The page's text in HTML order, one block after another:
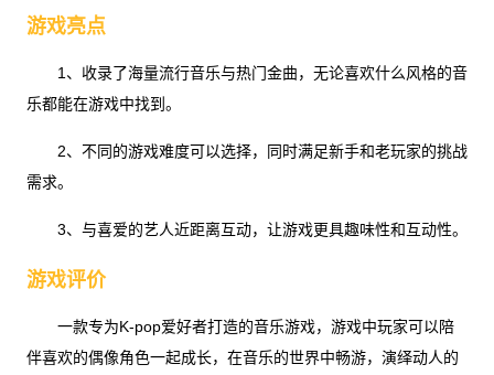
游戏亮点
1、收录了海量流行音乐与热门金曲，无论喜欢什么风格的音
乐都能在游戏中找到。
2、不同的游戏难度可以选择，同时满足新手和老玩家的挑战
需求。
3、与喜爱的艺人近距离互动，让游戏更具趣味性和互动性。
游戏评价
一款专为K-pop爱好者打造的音乐游戏，游戏中玩家可以陪
伴喜欢的偶像角色一起成长，在音乐的世界中畅游，演绎动人的